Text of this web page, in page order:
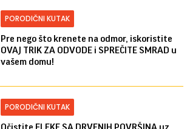
PORODIČNI KUTAK
Pre nego što krenete na odmor, iskoristite
OVAJ TRIK ZA ODVODE i SPREČITE SMRAD u
vašem domu!
PORODIČNI KUTAK
Očistite FLEKE SA DRVENIH POVRŠINA uz